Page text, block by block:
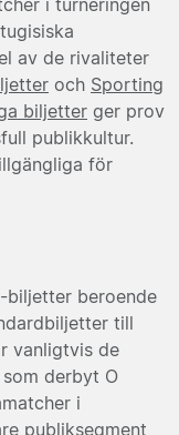
av de rivaliteter
och Sporting
biljetter ger prov
publikkultur.
för
biljetter beroende
till
vanligtvis de
derbyt O
i
publiksegment